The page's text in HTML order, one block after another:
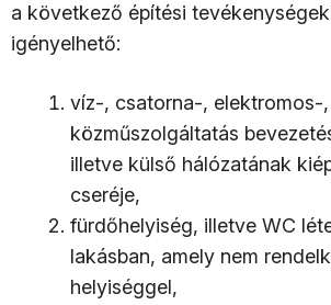
a következő építési
igényelhető:
víz-, csatorna-, elektromos-
közműszolgáltatás
illetve külső hálózatának
cseréje,
fürdőhelyiség, illetve WC
lakásban, amely nem
helyiséggel,